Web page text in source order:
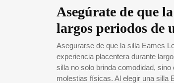
Asegúrate de que
largos periodos de
Asegurarse de que la silla Eames
experiencia placentera durante
silla no solo brinda comodidad,
molestias físicas. Al elegir una silla